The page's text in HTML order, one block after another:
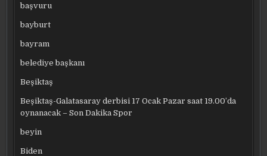
başvuru
bayburt
bayram
belediye başkanı
Beşiktaş
Beşiktaş-Galatasaray derbisi 17 Ocak Pazar saat 19.00’da
oynanacak – Son Dakika Spor
beyin
Biden